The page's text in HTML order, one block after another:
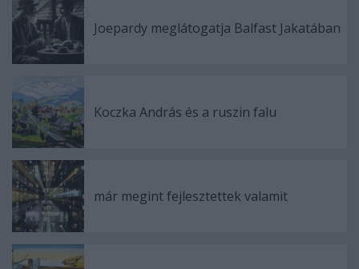
Joepardy meglátogatja Balfast Jakatában
Koczka András és a ruszin falu
már megint fejlesztettek valamit